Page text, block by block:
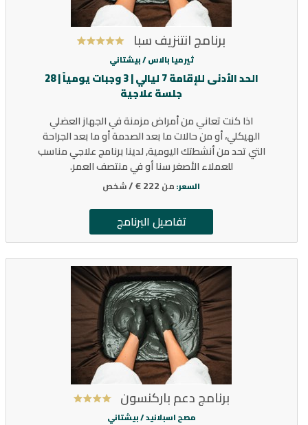
برنامج انتنزيف سبا
ثيرميا بالاس /بيشتاني
الحد الأدنى للإقامة 7 ليالي | 3 وجبات يومياً | 28
جلسة علاجية
اذا كنت تعاني من أمراض مزمنة في الجهاز العضلي
الهيكلي، أو من حالات ما بعد الصدمة أو ما بعد الجراحة
التي تحد من أنشطتك اليومية, لدينا برنامج علاجي مناسب
للعملاء الأصغر سنا أو في منتصف العمر.
السعر: من 222 € / شخص
تفاصيل البرنامج
برنامج دعم باركنسون
مصح اسبلانيد /بيشتاني